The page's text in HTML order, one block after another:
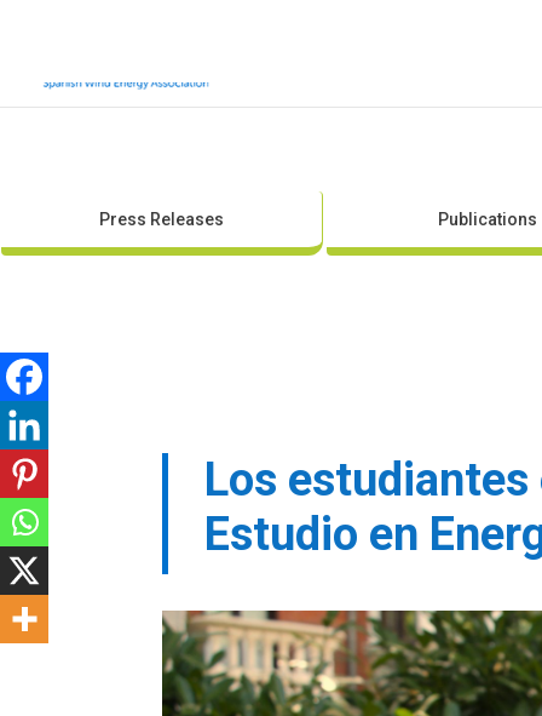
Press Releases Publications
Los estudiantes
Estudio en